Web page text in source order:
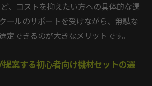
、コストを抑えたい方への具体的な選
ールのサポートを受けながら、無駄な
定できるのが大きなメリットです。
提案する初心者向け機材セットの選